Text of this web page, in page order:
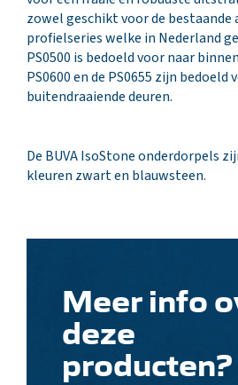
zowel geschikt voor de bestaande
profielseries welke in Nederland
PS0500 is bedoeld voor naar
PS0600 en de PS0655 zijn bedoeld
buitendraaiende deuren.
De BUVA IsoStone onderdorpels
kleuren zwart en blauwsteen.
Meer info
deze
producten?